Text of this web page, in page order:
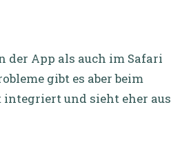
der App als auch im Safari
gibt es aber beim
und sieht eher aus